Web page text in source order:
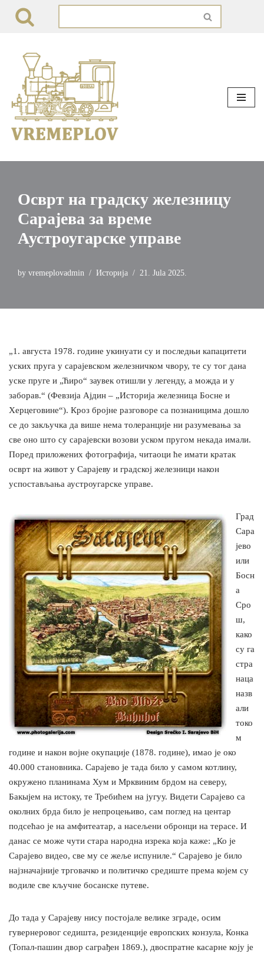
content
Осврт на градску железницу
Сарајева за време
Аустроугарске управе
by vremeplovadmin Историја 21. Jula 2025.
„1. августа 1978. године укинуати су и последњи капацитети
уских пруга у сарајевском железничком чвору, те су тог дана
уске пруге и „Ћиро“ заувек отишли у легенду, а можда и у
заборав.“ (Февзија Ајдин – „Историја железница Босне и
Херцеговине“). Кроз бројне разговоре са познаницима дошло
се до закључка да више нема толеранције ни разумевања за
све оно што су сарајевски возови уском пругом некада имали.
Поред приложених фотографија, читаоци ће имати кратак
осврт на живот у Сарајеву и градској железници након
успостављања аустроугарске управе.
Град
Сара
јево
или
Босн
а
Сро
ш,
како
су га
стра
наца
назв
али
токо
м
године и након војне окупације (1878. године), имао је око
40.000 становника. Сарајево је тада било у самом котлину,
окружено планинама Хум и Мрквиним брдом на северу,
Бакыјем на истоку, те Требићем на југуу. Видети Сарајево са
околних брда било је непроцењиво, сам поглед на центар
подсећао је на амфитеатар, а насељени обронци на терасе. И
данас се може чути стара народна изрека која каже: „Ко је
Сарајево видео, све му се жеље испуниле.“ Сарајево је било
најзначајније трговачко и политичко средиште према којем су
водиле све кључне босанске путеве.
До тада у Сарајеву нису постојале велике зграде, осим
гувернеровог седишта, резиденције европских конзула, Конка
(Топал-пашин двор саграђен 1869.), двоспратне касарне коју је